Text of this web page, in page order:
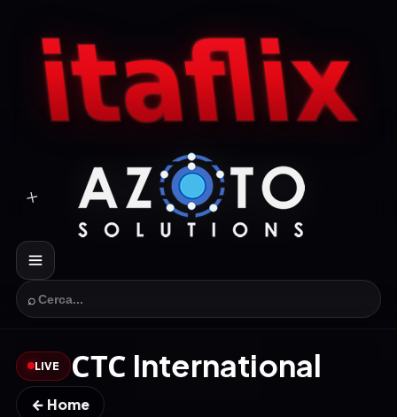
⌕
LIVE СТС International
← Home